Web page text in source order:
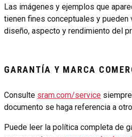
Las imágenes y ejemplos que
tienen fines conceptuales y pueden
diseño, aspecto y rendimiento del
GARANTÍA Y MARCA
Consulte sram.com/service
documento se haga referencia a
Puede leer la política completa de